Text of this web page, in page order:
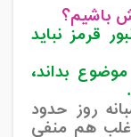
باشیم؟
قرمز نباید
بداند،
روز حدود
اغلب هم منفی